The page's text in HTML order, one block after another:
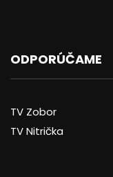
ODPORÚČAME
TV Zobor
TV Nitrička